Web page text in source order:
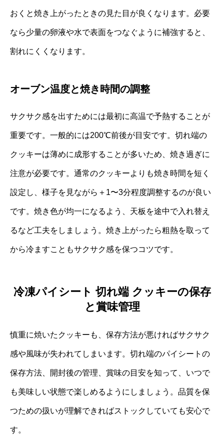
おくと焼き上がったときの見た目が良くなります。必要
なら少量の卵液や水で表面をつなぐように補強すると、
割れにくくなります。
オーブン温度と焼き時間の調整
サクサク感を出すためには最初に高温で予熱することが
重要です。一般的には200℃前後が目安です。切れ端の
クッキーは薄めに成形することが多いため、焼き過ぎに
注意が必要です。通常のクッキーよりも焼き時間を短く
設定し、様子を見ながら＋1〜3分程度調整するのが良い
です。焼き色が均一になるよう、天板を途中で入れ替え
るなど工夫をしましょう。焼き上がったら粗熱を取って
から冷ますこともサクサク感を保つコツです。
冷凍パイシート 切れ端 クッキーの保存
と賞味管理
慎重に焼いたクッキーも、保存方法が悪ければサクサク
感や風味が失われてしまいます。切れ端のパイシートの
保存方法、開封後の管理、賞味の目安を知って、いつで
も美味しい状態で楽しめるようにしましょう。品質を保
つための扱いが理解できればストックしていても安心で
す。